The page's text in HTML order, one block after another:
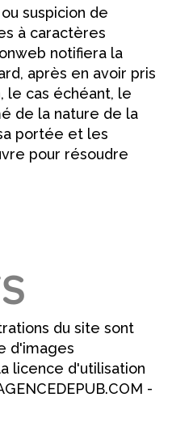
suspicion de
à caractères
notifiera la
après en avoir pris
le cas échéant, le
de la nature de la
portée et les
pour résoudre
du site sont
d'images
licence d'utilisation
-